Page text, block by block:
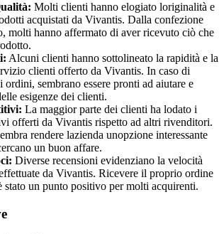
Molti clienti hanno elogiato loriginalità e
acquistati da Vivantis. Dalla confezione
molti hanno affermato di aver ricevuto ciò che
Alcuni clienti hanno sottolineato la rapidità e la
clienti offerto da Vivantis. In caso di
sembrano essere pronti ad aiutare e
esigenze dei clienti.
La maggior parte dei clienti ha lodato i
offerti da Vivantis rispetto ad altri rivenditori.
rendere lazienda unopzione interessante
un buon affare.
Diverse recensioni evidenziano la velocità
da Vivantis. Ricevere il proprio ordine
stato un punto positivo per molti acquirenti.